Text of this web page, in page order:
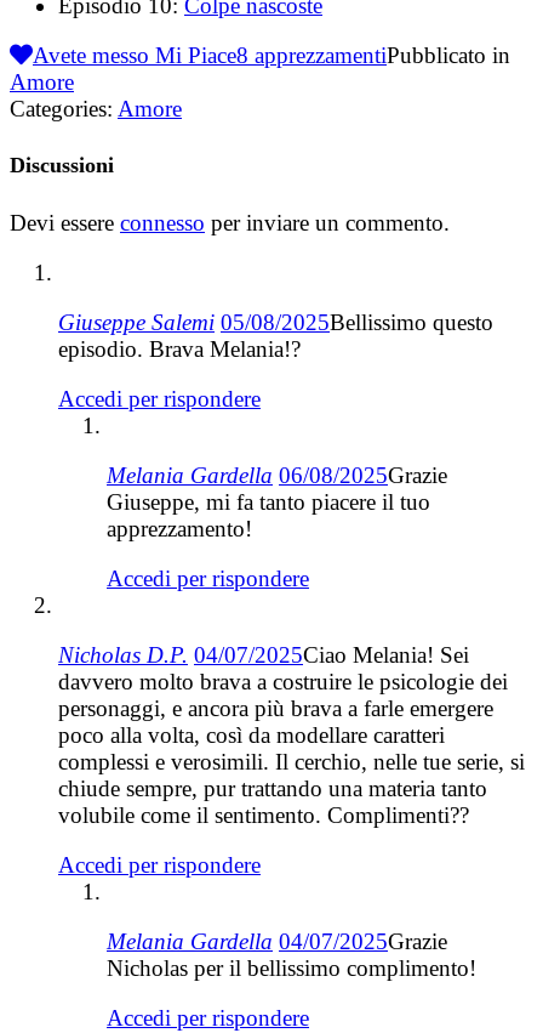
Avete messo Mi Piace8 apprezzamentiPubblicato in
Amore
Categories: Amore
Discussioni
Devi essere connesso per inviare un commento.
Giuseppe Salemi 05/08/2025Bellissimo questo
episodio. Brava Melania!?
Accedi per rispondere
Melania Gardella 06/08/2025Grazie
Giuseppe, mi fa tanto piacere il tuo
apprezzamento!
Accedi per rispondere
Nicholas D.P. 04/07/2025Ciao Melania! Sei
davvero molto brava a costruire le psicologie dei
personaggi, e ancora più brava a farle emergere
poco alla volta, così da modellare caratteri
complessi e verosimili. Il cerchio, nelle tue serie, si
chiude sempre, pur trattando una materia tanto
volubile come il sentimento. Complimenti??
Accedi per rispondere
Melania Gardella 04/07/2025Grazie
Nicholas per il bellissimo complimento!
Accedi per rispondere